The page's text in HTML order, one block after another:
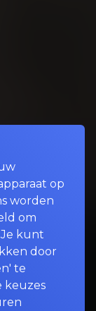
op
worden
om
kunt
door
te
keuzes